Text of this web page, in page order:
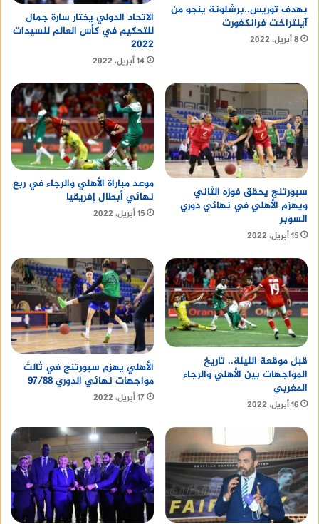
بهدف توريس..برشلونة ينجو من
آينتراخت فرانكفورت
8 أبريل، 2022
الاتحاد الدولي يختار سارة جمال
للتحكيم في كأس العالم للسيدات
2022
14 أبريل، 2022
سبورتنج يحقق فوزه الثاني
ويهزم الأهلي في نهائي دوري
السوبر
15 أبريل، 2022
موعد مباراة الأهلي والرجاء في ربع
نهائي أبطال إفريقيا
15 أبريل، 2022
قبل موقعة الليلة.. تاريخ
المواجهات بين الأهلي والرجاء
المغربي
16 أبريل، 2022
الأهلي يهزم سبورتنج في ثالث
مواجهات نهائي الدوري 97/88
17 أبريل، 2022